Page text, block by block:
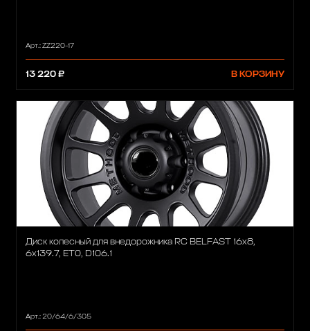
Арт.: ZZ220-17
13 220 ₽ В КОРЗИНУ
Диск колесный для внедорожника RC BELFAST 16x8,
6x139.7, ET0, D106.1
Арт.: 20/64/6/305